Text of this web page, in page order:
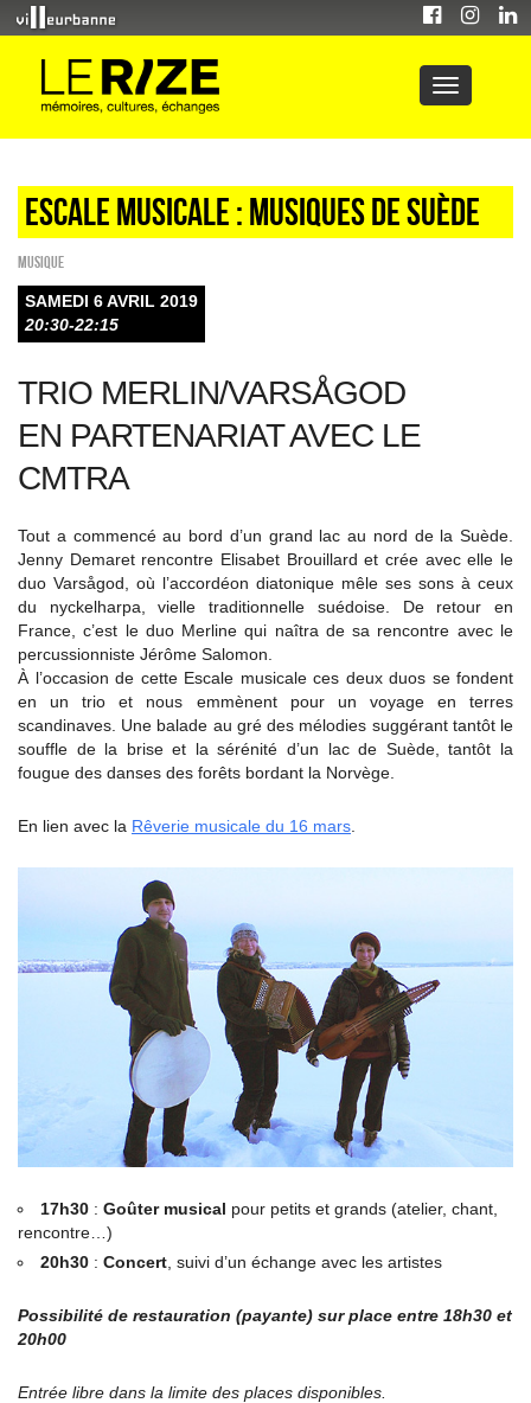
Escale musicale : Musiques de Suède
Musique
SAMEDI 6 AVRIL 2019
20:30-22:15
TRIO MERLIN/VARSÅGOD
EN PARTENARIAT AVEC LE
CMTRA
Tout a commencé au bord d’un grand lac au nord de la Suède.
Jenny Demaret rencontre Elisabet Brouillard et crée avec elle le
duo Varsågod, où l’accordéon diatonique mêle ses sons à ceux
du nyckelharpa, vielle traditionnelle suédoise. De retour en
France, c’est le duo Merline qui naîtra de sa rencontre avec le
percussionniste Jérôme Salomon.
À l’occasion de cette Escale musicale ces deux duos se fondent
en un trio et nous emmènent pour un voyage en terres
scandinaves. Une balade au gré des mélodies suggérant tantôt le
souffle de la brise et la sérénité d’un lac de Suède, tantôt la
fougue des danses des forêts bordant la Norvège.
En lien avec la Rêverie musicale du 16 mars
17h30 : Goûter musical pour petits et grands (atelier, chant,
rencontre…)
20h30 : Concert , suivi d’un échange avec les artistes
Possibilité de restauration (payante) sur place entre 18h30 et
20h00
Entrée libre dans la limite des places disponibles.